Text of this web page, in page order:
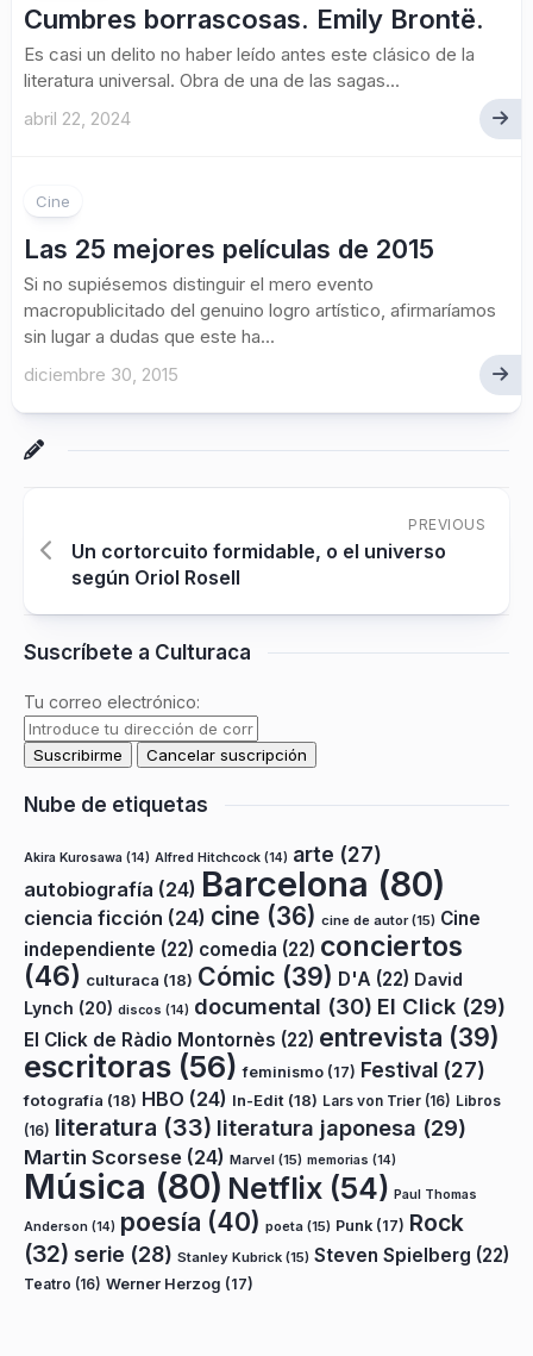
Cumbres borrascosas. Emily Brontë.
Es casi un delito no haber leído antes este clásico de la
literatura universal. Obra de una de las sagas...
abril 22, 2024
Cine
Las 25 mejores películas de 2015
Si no supiésemos distinguir el mero evento
macropublicitado del genuino logro artístico, afirmaríamos
sin lugar a dudas que este ha...
diciembre 30, 2015
PREVIOUS
Un cortorcuito formidable, o el universo
según Oriol Rosell
Suscríbete a Culturaca
Tu correo electrónico:
Nube de etiquetas
Akira Kurosawa (14) Alfred Hitchcock (14) arte (27)
autobiografía (24) Barcelona (80)
ciencia ficción (24) cine (36) cine de autor(15) Cine
independiente (22) comedia (22) conciertos
(46) culturaca (18) Cómic (39) D'A (22) David
Lynch (20) discos (14) documental (30) El Click (29)
El Click de Ràdio Montornès (22) entrevista (39)
escritoras (56) feminismo (17) Festival (27)
fotografía (18) HBO (24) In-Edit (18) Lars von Trier (16) Libros
(16) literatura (33) literatura japonesa (29)
Martin Scorsese (24) Marvel (15) memorias (14)
Música (80) Netflix (54) Paul Thomas
Anderson (14) poesía (40) poeta (15) Punk (17) Rock
(32) serie (28) Stanley Kubrick (15) Steven Spielberg (22)
Teatro (16) Werner Herzog (17)